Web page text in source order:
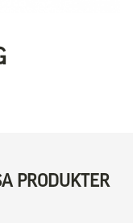
PRODUKTER